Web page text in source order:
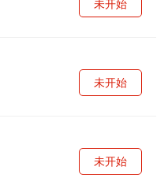
未开始
未开始
未开始